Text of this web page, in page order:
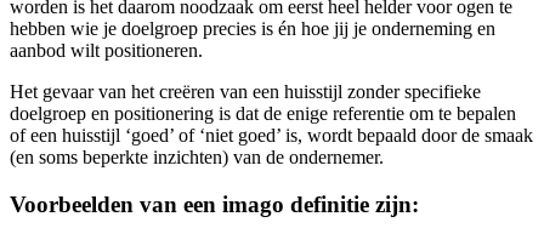
worden is het daarom noodzaak om eerst heel helder voor ogen te
hebben wie je doelgroep precies is én hoe jij je onderneming en
aanbod wilt positioneren.
Het gevaar van het creëren van een huisstijl zonder specifieke
doelgroep en positionering is dat de enige referentie om te bepalen
of een huisstijl ‘goed’ of ‘niet goed’ is, wordt bepaald door de smaak
(en soms beperkte inzichten) van de ondernemer.
Voorbeelden van een imago definitie zijn: